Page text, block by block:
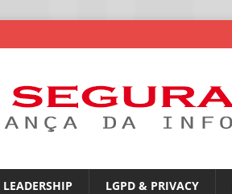
LEADERSHIP LGPD & PRIVACY